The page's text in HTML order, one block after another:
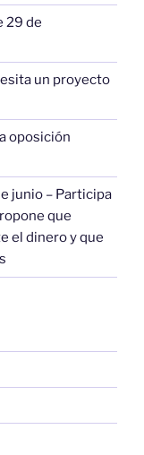
29 de
un proyecto
oposición
junio – Participa
que
el dinero y que